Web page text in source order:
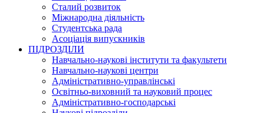
Сталий розвиток
Міжнародна діяльність
Студентська рада
Асоціація випускників
ПІДРОЗДІЛИ
Навчально-наукові інститути та факультети
Навчально-наукові центри
Адміністративно-управлінські
Освітньо-виховний та науковий процес
Адміністративно-господарські